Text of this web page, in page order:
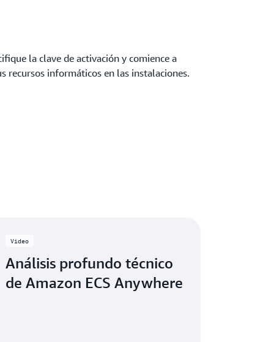
la clave de activación y comience a
recursos informáticos en las instalaciones.
Video
Análisis profundo técnico
de Amazon ECS Anywhere